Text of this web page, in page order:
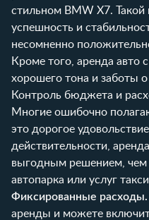
стильном BMW X7.
успешность и
несомненно
Кроме того, аренда авто
хорошего тона и заботы
Контроль бюджета и
Многие ошибочно
это дорогое
действительности,
выгодным решением, чем
автопарка или услуг
Фиксированные расходы.
аренды и можете